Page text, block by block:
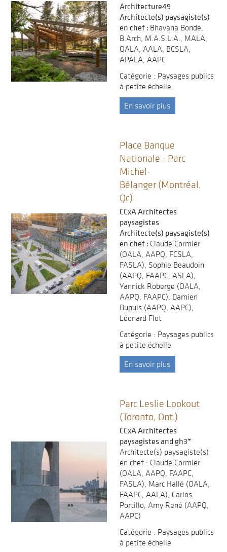
Architecture49
Architecte(s) paysagiste(s)
en chef : Bhavana Bonde,
B.Arch, M.A.S.L.A., MALA,
OALA, AALA, BCSLA,
APALA, AAPC
Catégorie : Paysages publics
à petite échelle
En savoir plus
Place Banque
Nationale - Parc
Michel-
Bélanger (Montréal,
Qc)
CCxA Architectes
paysagistes
Architecte(s) paysagiste(s)
en chef : Claude Cormier
(OALA, AAPQ, FCSLA,
FASLA), Sophie Beaudoin
(AAPQ, FAAPC, ASLA),
Yannick Roberge (OALA,
AAPQ, FAAPC), Damien
Dupuis (AAPQ, AAPC),
Léonard Flot
Catégorie : Paysages publics
à petite échelle
En savoir plus
Parc Leslie Lookout
(Toronto, Ont.)
CCxA Architectes
paysagistes and gh3*
Architecte(s) paysagiste(s)
en chef : Claude Cormier
(OALA, AAPQ, FAAPC,
FASLA), Marc Hallé (OALA,
FAAPC, AALA), Carlos
Portillo, Amy René (AAPQ,
AAPC)
Catégorie : Paysages publics
à petite échelle